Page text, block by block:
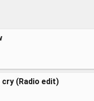
(Radio edit)